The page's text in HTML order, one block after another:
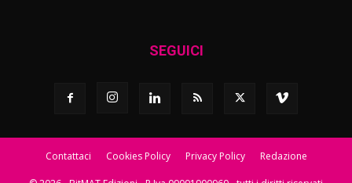
SEGUICI
Contattaci Cookies Policy Privacy Policy Redazione